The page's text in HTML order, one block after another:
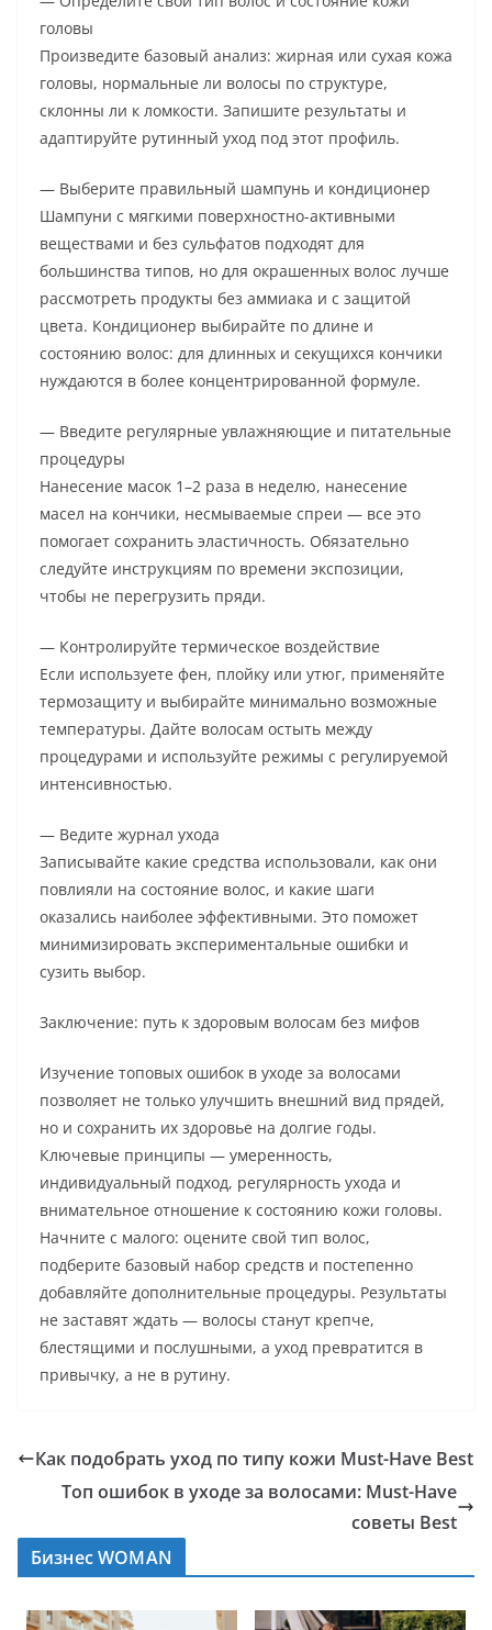
головы
Произведите базовый анализ: жирная или сухая кожа
головы, нормальные ли волосы по структуре,
склонны ли к ломкости. Запишите результаты и
адаптируйте рутинный уход под этот профиль.
— Выберите правильный шампунь и кондиционер
Шампуни с мягкими поверхностно-активными
веществами и без сульфатов подходят для
большинства типов, но для окрашенных волос лучше
рассмотреть продукты без аммиака и с защитой
цвета. Кондиционер выбирайте по длине и
состоянию волос: для длинных и секущихся кончики
нуждаются в более концентрированной формуле.
— Введите регулярные увлажняющие и питательные
процедуры
Нанесение масок 1–2 раза в неделю, нанесение
масел на кончики, несмываемые спреи — все это
помогает сохранить эластичность. Обязательно
следуйте инструкциям по времени экспозиции,
чтобы не перегрузить пряди.
— Контролируйте термическое воздействие
Если используете фен, плойку или утюг, применяйте
термозащиту и выбирайте минимально возможные
температуры. Дайте волосам остыть между
процедурами и используйте режимы с регулируемой
интенсивностью.
— Ведите журнал ухода
Записывайте какие средства использовали, как они
повлияли на состояние волос, и какие шаги
оказались наиболее эффективными. Это поможет
минимизировать экспериментальные ошибки и
сузить выбор.
Заключение: путь к здоровым волосам без мифов
Изучение топовых ошибок в уходе за волосами
позволяет не только улучшить внешний вид прядей,
но и сохранить их здоровье на долгие годы.
Ключевые принципы — умеренность,
индивидуальный подход, регулярность ухода и
внимательное отношение к состоянию кожи головы.
Начните с малого: оцените свой тип волос,
подберите базовый набор средств и постепенно
добавляйте дополнительные процедуры. Результаты
не заставят ждать — волосы станут крепче,
блестящими и послушными, а уход превратится в
привычку, а не в рутину.
Как подобрать уход по типу кожи Must-Have Best
Топ ошибок в уходе за волосами: Must-Have
советы Best
Бизнес WOMAN